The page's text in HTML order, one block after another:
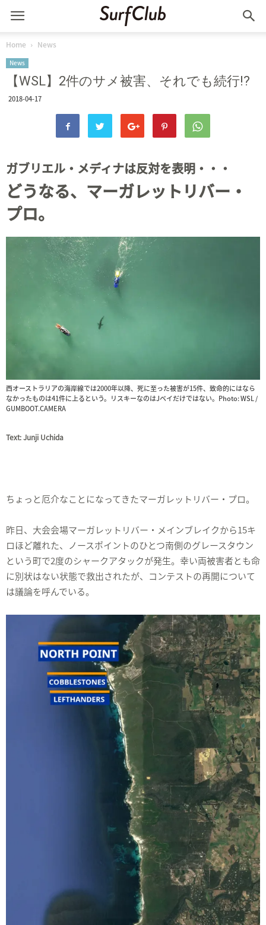
Home News
News
【WSL】2件のサメ被害、それでも続行!?
2018-04-17
ガブリエル・メディナは反対を表明・・・
どうなる、マーガレットリバー・
プロ。
西オーストラリアの海岸線では2000年以降、死に至った被害が15件、致命的にはなら
なかったものは41件に上るという。リスキーなのはJベイだけではない。Photo: WSL /
GUMBOOT.CAMERA
Text: Junji Uchida
ちょっと厄介なことになってきたマーガレットリバー・プロ。
昨日、大会会場マーガレットリバー・メインブレイクから15キ
ロほど離れた、ノースポイントのひとつ南側のグレースタウン
という町で2度のシャークアタックが発生。幸い両被害者とも命
に別状はない状態で救出されたが、コンテストの再開について
は議論を呼んでいる。